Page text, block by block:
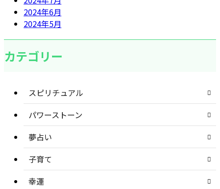
2024年6月
2024年5月
カテゴリー
スピリチュアル
パワーストーン
夢占い
子育て
幸運